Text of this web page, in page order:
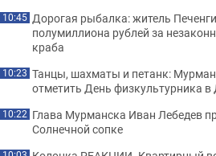
10:45 Дорогая рыбалка: житель
полумиллиона рублей за
краба
10:23 Танцы, шахматы и петанк:
отметить День физкультурника
10:22 Глава Мурманска Иван Лебедев
Солнечной сопке